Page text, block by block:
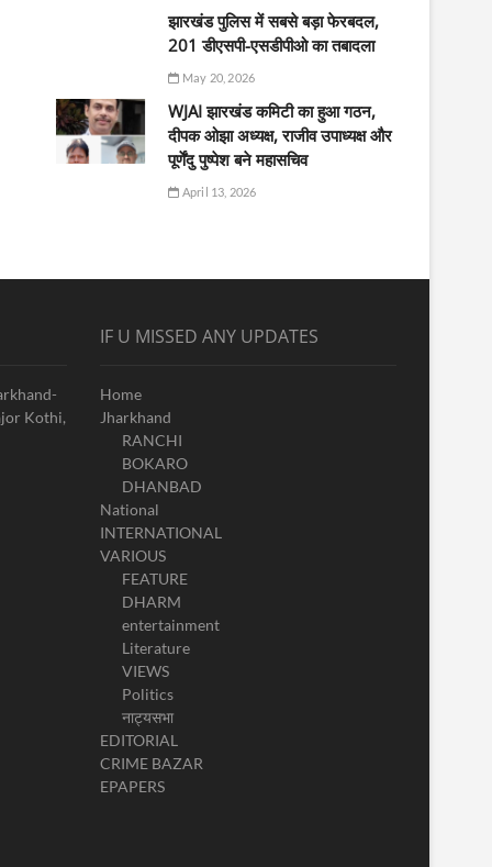
झारखंड पुलिस में सबसे बड़ा फेरबदल,
201 डीएसपी-एसडीपीओ का तबादला
May 20, 2026
WJAI झारखंड कमिटी का हुआ गठन,
दीपक ओझा अध्यक्ष, राजीव उपाध्यक्ष और
पूर्णेंदु पुष्पेश बने महासचिव
April 13, 2026
Kothi,
IF U MISSED ANY UPDATES
Home
Jharkhand
RANCHI
BOKARO
DHANBAD
National
INTERNATIONAL
VARIOUS
FEATURE
DHARM
entertainment
Literature
VIEWS
Politics
नाट्यसभा
EDITORIAL
CRIME BAZAR
EPAPERS